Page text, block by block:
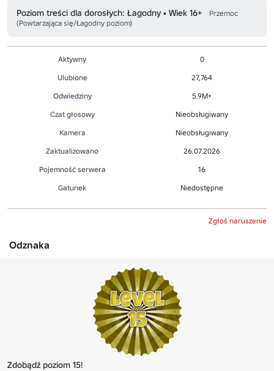
Poziom treści dla dorosłych: Łagodny • Wiek 16+
Przemoc
(Powtarzająca się/Łagodny poziom)
Aktywny
0
Ulubione
27,764
Odwiedziny
5.9M+
Czat głosowy
Nieobsługiwany
Kamera
Nieobsługiwany
Zaktualizowano
26.07.2026
Pojemność serwera
16
Gatunek
Niedostępne
Zgłoś naruszenie
Odznaka
Zdobądź poziom 15!